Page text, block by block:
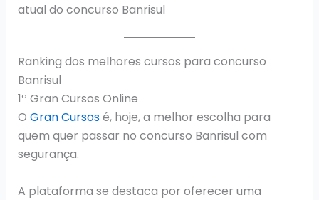
atual do concurso Banrisul
Ranking dos melhores cursos para concurso
Banrisul
1º Gran Cursos Online
O Gran Cursosé, hoje, a melhor escolha para
quem quer passar no concurso Banrisul com
segurança.
A plataforma se destaca por oferecer uma